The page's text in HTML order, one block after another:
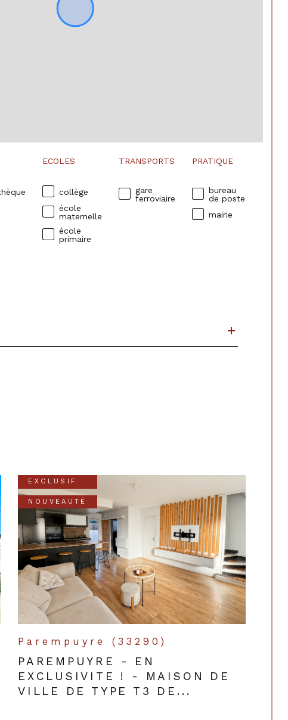
ECOLES
collège
école
maternelle
école
primaire
TRANSPORTS
gare
ferroviaire
PRATIQUE
bureau
de poste
mairie
EXCLUSIF
NOUVEAUTÉ
Parempuyre (33290)
PAREMPUYRE - EN
EXCLUSIVITE ! - MAISON DE
VILLE DE TYPE T3 DE...